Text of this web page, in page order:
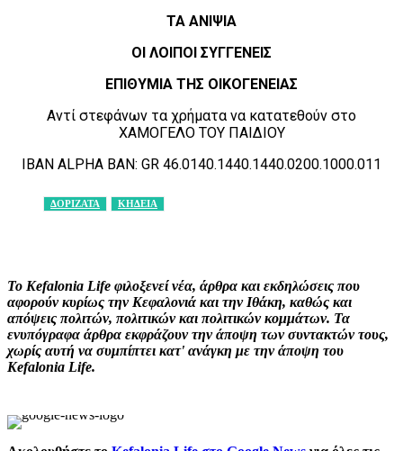
ΤΑ ΑΝΙΨΙΑ
ΟΙ ΛΟΙΠΟΙ ΣΥΓΓΕΝΕΙΣ
ΕΠΙΘΥΜΙΑ ΤΗΣ ΟΙΚΟΓΕΝΕΙΑΣ
Αντί στεφάνων τα χρήματα να κατατεθούν στο
ΧΑΜΟΓΕΛΟ ΤΟΥ ΠΑΙΔΙΟΥ
IBAN ALPHA BAN: GR 46.0140.1440.1440.0200.1000.011
ΔΟΡΙΖΑΤΑ ΚΗΔΕΙΑ
Το Kefalonia Life φιλοξενεί νέα, άρθρα και εκδηλώσεις που
αφορούν κυρίως την Κεφαλονιά και την Ιθάκη, καθώς και
απόψεις πολιτών, πολιτικών και πολιτικών κομμάτων. Τα
ενυπόγραφα άρθρα εκφράζουν την άποψη των συντακτών τους,
χωρίς αυτή να συμπίπτει κατ' ανάγκη με την άποψη του
Kefalonia Life.